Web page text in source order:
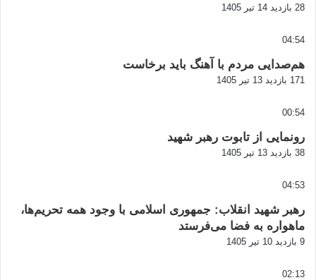
28 بازدید 14 تیر 1405
04:54
هم‌صدایی مردم با آهنگ باید برخاست
171 بازدید 13 تیر 1405
00:54
رونمایی از تابوت رهبر شهید
38 بازدید 13 تیر 1405
04:53
رهبر شهید انقلاب: جمهوری اسلامی با وجود همه تحریم‌ها،
ماهواره به فضا می‌فرستد
9 بازدید 10 تیر 1405
02:13